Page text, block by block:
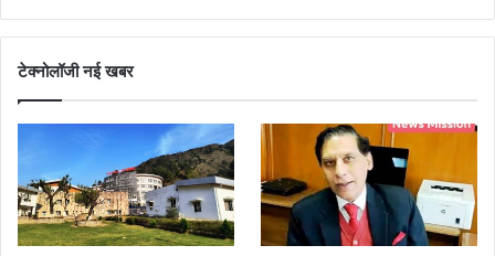
टेक्नोलॉजी नई खबर